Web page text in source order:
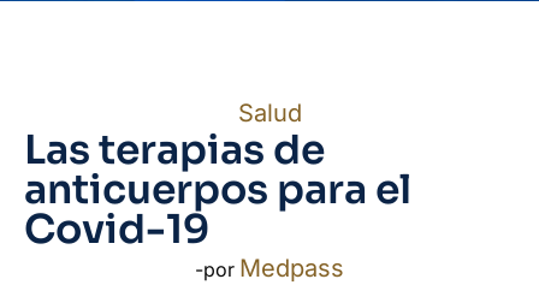
Salud
Las terapias de
anticuerpos para el
Covid-19
-por Medpass